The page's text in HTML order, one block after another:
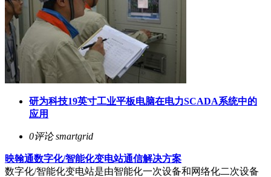
研为科技19英寸工业平板电脑在电力SCADA系统中的
应用
0评论smartgrid
映翰通数字化/智能化变电站通信解决方案
数字化/智能化变电站是由智能化一次设备和网络化二次设备